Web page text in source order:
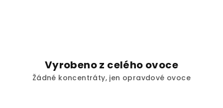
Vyrobeno z celého ovoce
Žádné koncentráty, jen opravdové ovoce